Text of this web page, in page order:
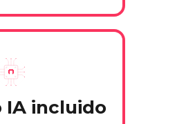
IA incluido